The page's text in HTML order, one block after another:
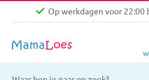
Op werkdagen voor
Niet goed, geld
Gratis